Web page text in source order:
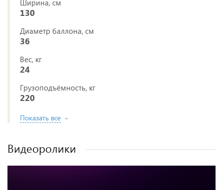
Ширина, см
130
Диаметр баллона, см
36
Вес, кг
24
Грузоподъёмность, кг
220
Показать все
Видеоролики